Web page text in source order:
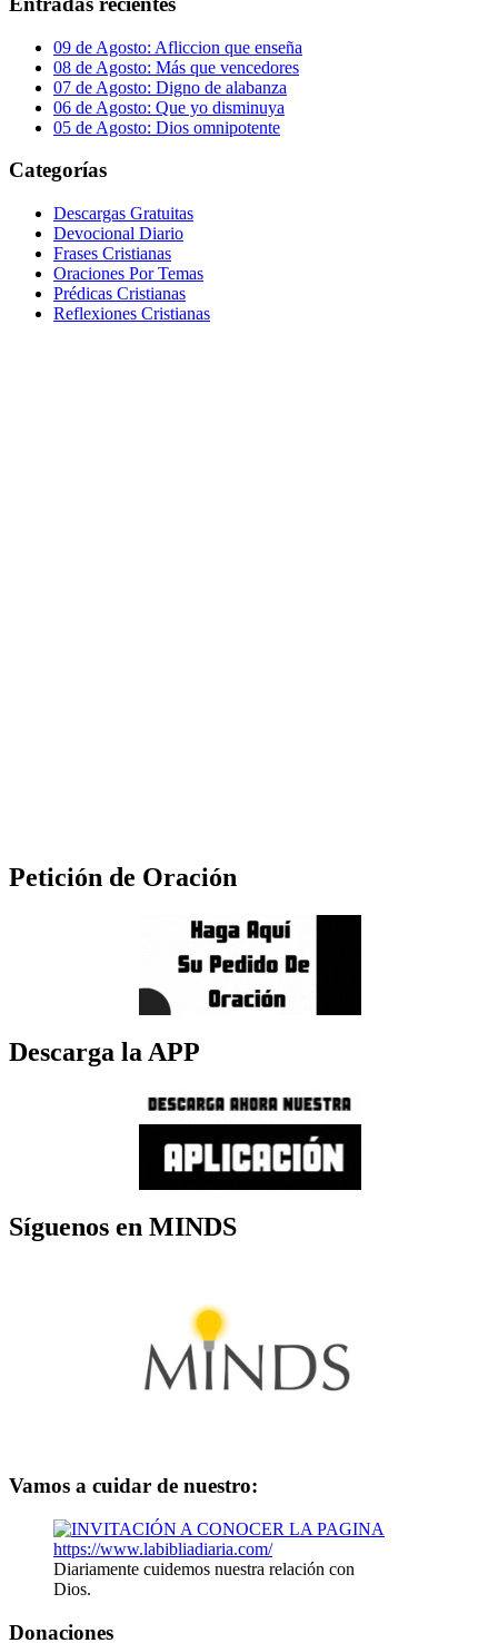
09 de Agosto: Afliccion que enseña
08 de Agosto: Más que vencedores
07 de Agosto: Digno de alabanza
06 de Agosto: Que yo disminuya
05 de Agosto: Dios omnipotente
Categorías
Descargas Gratuitas
Devocional Diario
Frases Cristianas
Oraciones Por Temas
Prédicas Cristianas
Reflexiones Cristianas
Petición de Oración
Descarga la APP
Síguenos en MINDS
Vamos a cuidar de nuestro:
Diariamente cuidemos nuestra relación con
Dios.
Donaciones